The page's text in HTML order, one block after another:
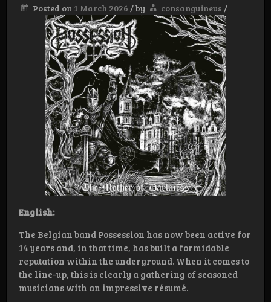
Posted on 1 March 2026 /by consanguineus /
English:
The Belgian band Possession has now been active for
14 years and, in that time, has built a formidable
reputation within the underground. When it comes to
the line-up, this is clearly a gathering of seasoned
musicians with an impressive résumé.